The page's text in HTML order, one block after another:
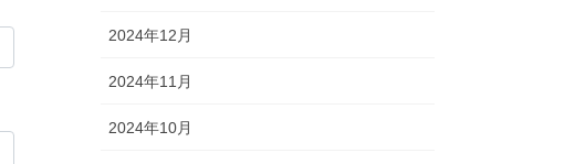
2024年12月
2024年11月
2024年10月